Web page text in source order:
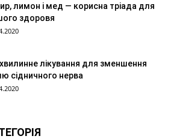
лимон і мед — корисна тріада для
здоровя
лікування для зменшення
сідничного нерва